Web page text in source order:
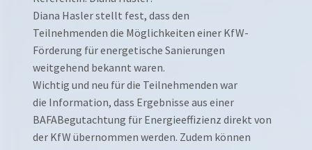
Diana Hasler stellt fest, dass den
Teilnehmenden die Möglichkeiten einer KfW-
Förderung für energetische Sanierungen
weitgehend bekannt waren.
Wichtig und neu für die Teilnehmenden war
die Information, dass Ergebnisse aus einer
BAFABegutachtung für Energieeffizienz direkt von
der KfW übernommen werden. Zudem können